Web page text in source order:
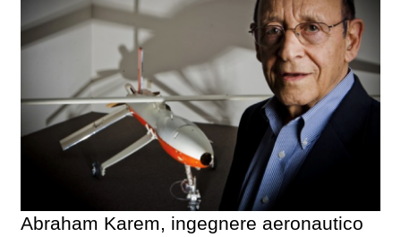
Abraham Karem, ingegnere aeronautico